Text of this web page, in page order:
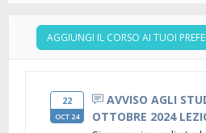
AGGIUNGI IL CORSO AI TUOI
22
OCT 24
AVVISO AGLI
OTTOBRE 2024